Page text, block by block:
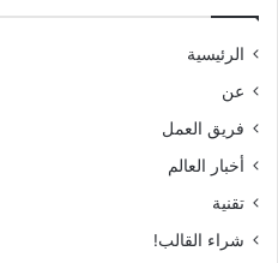
الرئيسية
عن
فريق العمل
أخبار العالم
تقنية
شراء القالب!